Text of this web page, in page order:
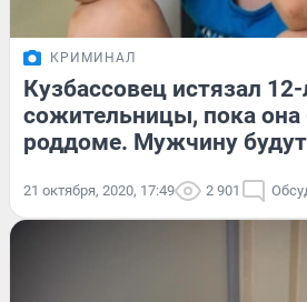
КРИМИНАЛ
Кузбассовец истязал
сожительницы, пока
роддоме. Мужчину
21 октября, 2020, 17:49 2 901